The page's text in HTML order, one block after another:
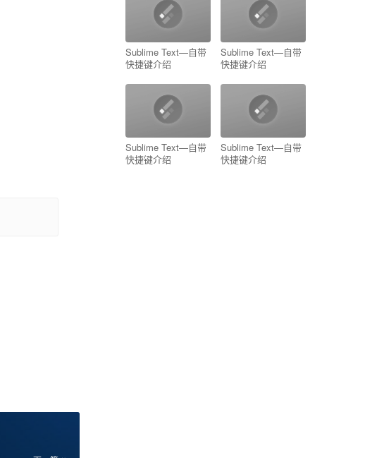
Sublime Text—自带
快捷键介绍
Sublime Text—自带
快捷键介绍
Sublime Text—自带
快捷键介绍
Sublime Text—自带
快捷键介绍